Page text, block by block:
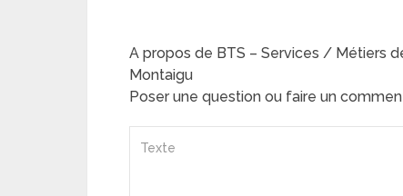
A propos de BTS – Services / Métiers
Montaigu
Poser une question ou faire un